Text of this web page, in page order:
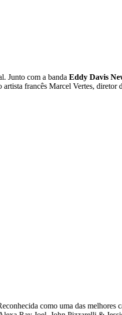
Junto com a banda Eddy Davis
francês Marcel Vertes, diretor
como uma das melhores